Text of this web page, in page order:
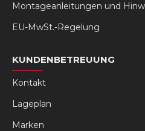
Montageanleitungen und
EU-MwSt.-Regelung
KUNDENBETREUUNG
Kontakt
Lageplan
Marken